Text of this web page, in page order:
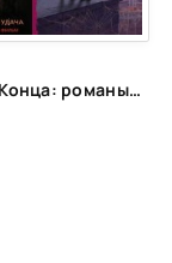
Планета Конца: романы-катастрофы, пост-апокалипсис и антиутопии